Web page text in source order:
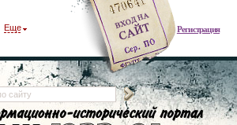
Регистрация
Еще